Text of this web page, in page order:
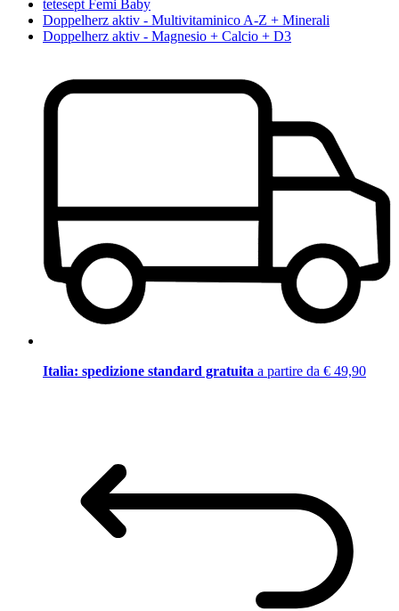
tetesept Femi Baby
Doppelherz aktiv - Multivitaminico A-Z + Minerali
Doppelherz aktiv - Magnesio + Calcio + D3
Italia: spedizione standard gratuita a partire da € 49,90